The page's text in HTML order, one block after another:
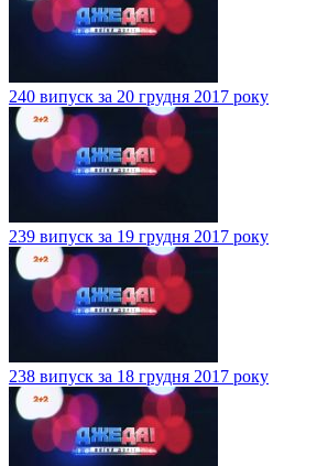
240 випуск за 20 грудня 2017 року
239 випуск за 19 грудня 2017 року
238 випуск за 18 грудня 2017 року